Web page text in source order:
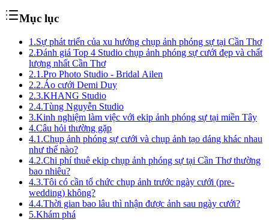
Mục lục
1.Sự phát triển của xu hướng chụp ảnh phóng sự tại Cần Thơ
2.Đánh giá Top 4 Studio chụp ảnh phóng sự cưới đẹp và chất
lượng nhất Cần Thơ
2.1.Pro Photo Studio - Bridal Ailen
2.2.Áo cưới Demi Duy
2.3.KHANG Studio
2.4.Tùng Nguyễn Studio
3.Kinh nghiệm làm việc với ekip ảnh phóng sự tại miền Tây
4.Câu hỏi thường gặp
4.1.Chụp ảnh phóng sự cưới và chụp ảnh tạo dáng khác nhau
như thế nào?
4.2.Chi phí thuê ekip chụp ảnh phóng sự tại Cần Thơ thường
bao nhiêu?
4.3.Tôi có cần tổ chức chụp ảnh trước ngày cưới (pre-
wedding) không?
4.4.Thời gian bao lâu thì nhận được ảnh sau ngày cưới?
5.Khám phá